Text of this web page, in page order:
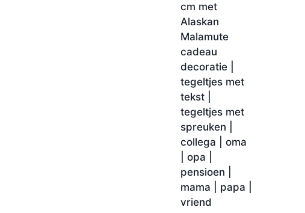
cm met
Alaskan
Malamute
cadeau
decoratie |
tegeltjes met
tekst |
tegeltjes met
spreuken |
collega | oma
| opa |
pensioen |
mama | papa |
vriend